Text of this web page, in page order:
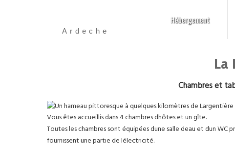
Ardeche
Hébergement
La
Chambres et
Un hameau pittoresque à quelques kilomètres de
Vous êtes accueillis dans 4 chambres dhôtes et un gîte.
Toutes les chambres sont équipées dune salle deau et dun
fournissent une partie de lélectricité.